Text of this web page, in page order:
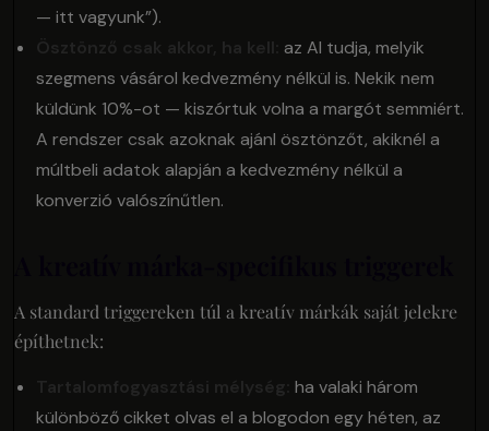
— itt vagyunk”).
Ösztönző csak akkor, ha kell:
az AI tudja, melyik
szegmens vásárol kedvezmény nélkül is. Nekik nem
küldünk 10%-ot — kiszórtuk volna a margót semmiért.
A rendszer csak azoknak ajánl ösztönzőt, akiknél a
múltbeli adatok alapján a kedvezmény nélkül a
konverzió valószínűtlen.
A standard triggereken túl a kreatív márkák saját jelekre
építhetnek:
Tartalomfogyasztási mélység: ha valaki három
különböző cikket olvas el a blogodon egy héten, az